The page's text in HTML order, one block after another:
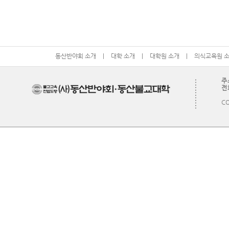
동산반야회 소개 | 대학 소개 | 대학원 소개 | 의식교육원